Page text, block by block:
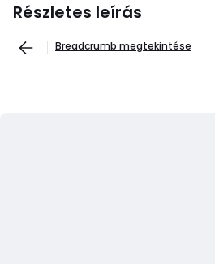
Részletes leírás
Breadcrumb megtekintése